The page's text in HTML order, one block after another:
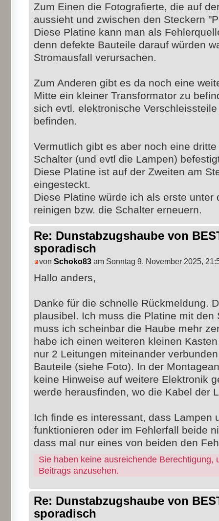
Zum Einen die Fotografierte, die auf
aussieht und zwischen den Steckern
Diese Platine kann man als
denn defekte Bauteile darauf würden
Stromausfall verursachen.
Zum Anderen gibt es da noch eine
Mitte ein kleiner Transformator zu
sich evtl. elektronische
befinden.
Vermutlich gibt es aber noch eine
Schalter (und evtl die Lampen)
Diese Platine ist auf der Zweiten am
eingesteckt.
Diese Platine würde ich als erste unter
reinigen bzw. die Schalter erneuern.
Re: Dunstabzugshaube von
sporadisch
von Schoko83 am Sonntag 9. November 2025,
Hallo anders,
Danke für die schnelle Rückmeldung.
plausibel. Ich muss die Platine mit den
muss ich scheinbar die Haube mehr
habe ich einen weiteren kleinen
nur 2 Leitungen miteinander
Bauteile (siehe Foto). In der
keine Hinweise auf weitere Elektronik
werde herausfinden, wo die Kabel der
Ich finde es interessant, dass Lampen
funktionieren oder im Fehlerfall beide
dass mal nur eines von beiden den
Sie haben keine ausreichende Berechtigung,
Beitrags anzusehen.
Re: Dunstabzugshaube von
sporadisch